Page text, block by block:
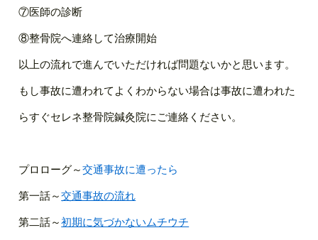
⑦医師の診断
⑧整骨院へ連絡して治療開始
以上の流れで進んでいただければ問題ないかと思います。
もし事故に遭われてよくわからない場合は事故に遭われた
らすぐセレネ整骨院鍼灸院にご連絡ください。
プロローグ～交通事故に遭ったら
第一話～交通事故の流れ
第二話～初期に気づかないムチウチ